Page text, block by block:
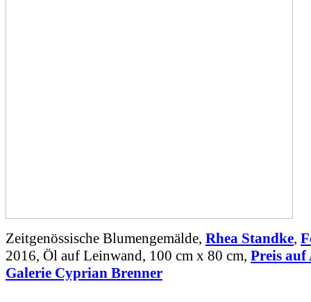
Zeitgenössische Blumengemälde, Rhea Standke,
2016, Öl auf Leinwand, 100 cm x 80 cm, Preis auf
Galerie Cyprian Brenner